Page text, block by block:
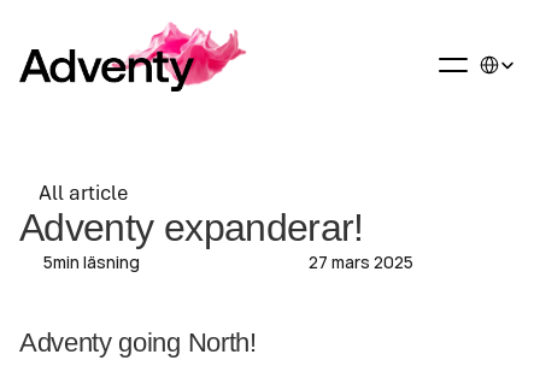
All article
Adventy expanderar!
5min läsning 27 mars 2025
Adventy going North!